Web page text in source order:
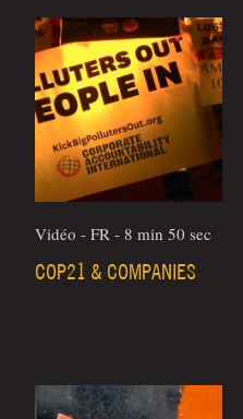
Vidéo - FR - 8 min 50 sec
COP21 & COMPANIES